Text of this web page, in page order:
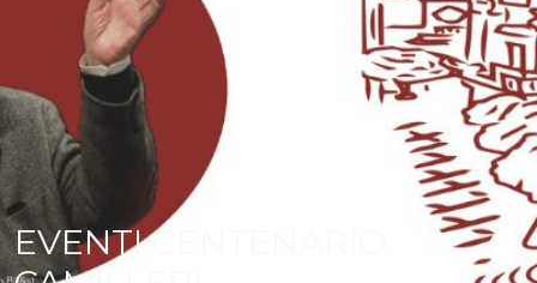
EVENTI CENTENARIO